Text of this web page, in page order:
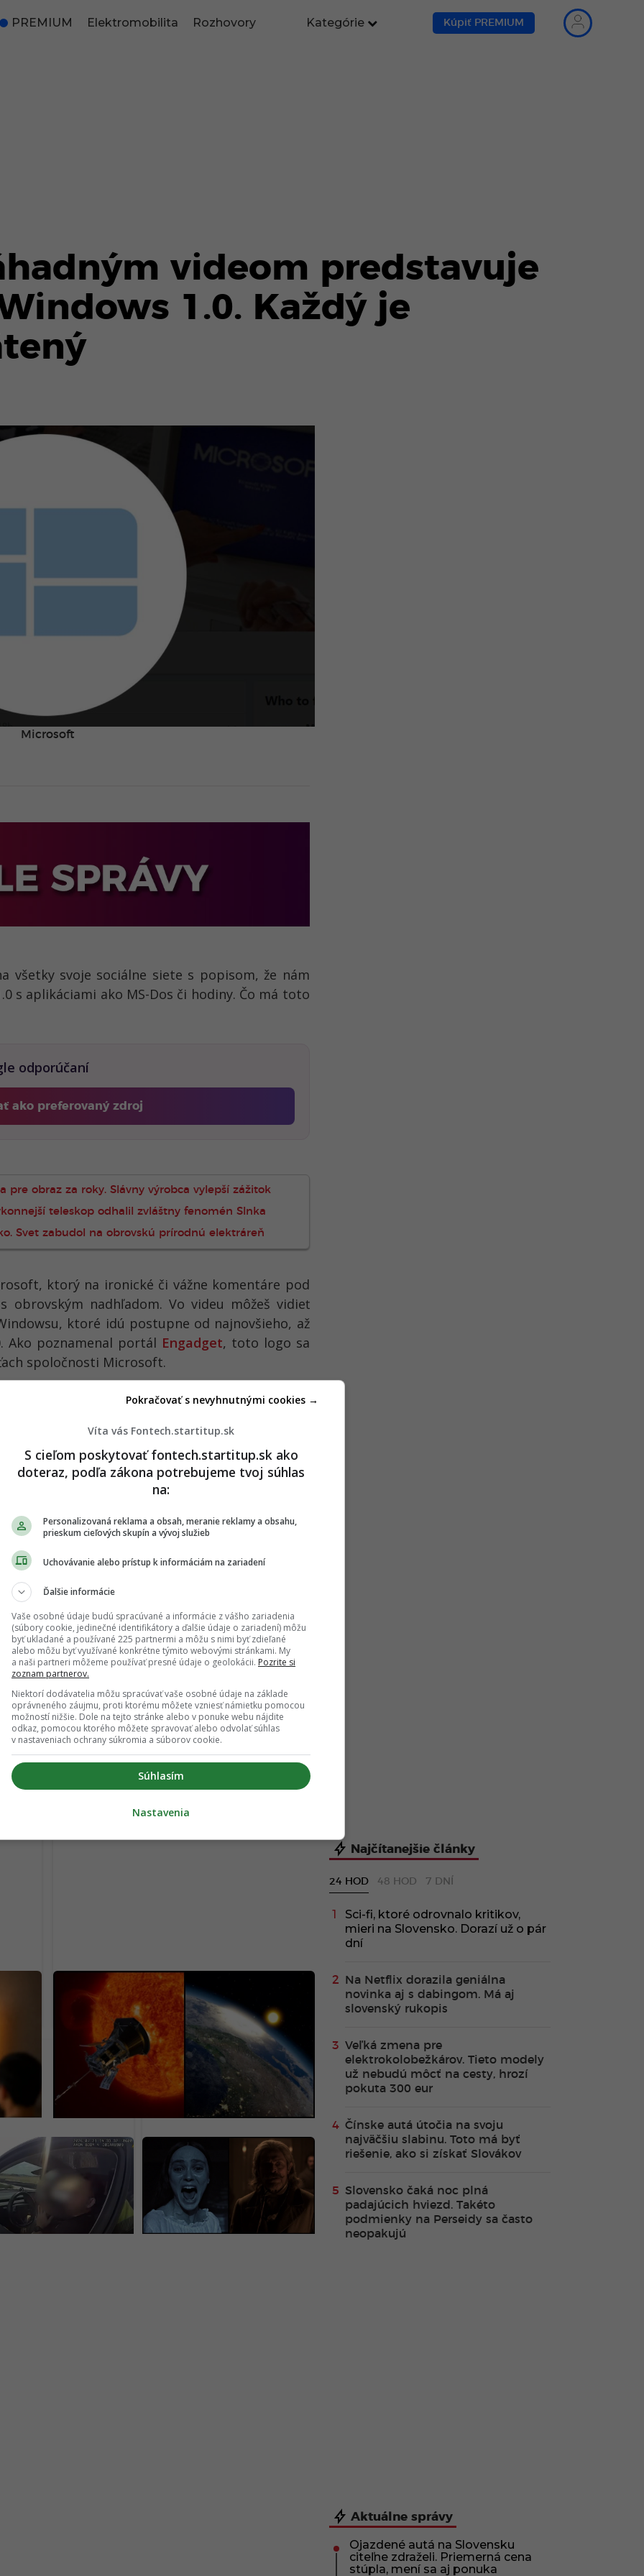
PREMIUM Elektromobilita Rozhovory Kategórie Kúpiť PREMIUM
videom predstavuje
1.0. Každý je
Microsoft
všetky svoje sociálne siete s popisom, že nám
s aplikáciami ako MS-Dos či hodiny. Čo má toto
odporúčaní
ako preferovaný zdroj
Fontech, odkaz sa otvorí v novom okne
pre obraz za roky. Slávny výrobca vylepší zážitok
teleskop odhalil zvláštny fenomén Slnka
Svet zabudol na obrovskú prírodnú elektráreň
ktorý na ironické či vážne komentáre pod
obrovským nadhľadom. Vo videu môžeš vidieť
ktoré idú postupne od najnovšieho, až
Ako poznamenal portál Engadget, toto logo sa
spoločnosti Microsoft.
1.0, with MS-Dos Executive, Clock, and
2019
príchod nového operačného systému,
len o nejaký žart, zatiaľ jasné nie je. Ľudia
vo veľkom okolo neho diskutujú, takže reakcia
nenechá dlho čakať.
že máš postreh alebo si našiel v článku chybu, napíš nám
naredakcia@fontech.sk
TIP redakcii na článok
150 rokov ho nevedeli dokázať.
Najvýkonnejší teleskop odhalil zvláštny
fenomén Slnka
Tesly dostal pokutu
Odmietol ju
argumentom
Na Netflix dorazila
geniálna novinka aj s
dabingom. Má aj
slovenský rukopis
Najčítanejšie články
24 HOD 48 HOD 7 DNÍ
Sci-fi, ktoré odrovnalo kritikov,
mieri na Slovensko. Dorazí už o pár
dní
Na Netflix dorazila geniálna
novinka aj s dabingom. Má aj
slovenský rukopis
Veľká zmena pre
elektrokolobežkárov. Tieto modely
už nebudú môcť na cesty, hrozí
pokuta 300 eur
Čínske autá útočia na svoju
najväčšiu slabinu. Toto má byť
riešenie, ako si získať Slovákov
Slovensko čaká noc plná
padajúcich hviezd. Takéto
podmienky na Perseidy sa často
neopakujú
Aktuálne správy
Ojazdené autá na Slovensku
citeľne zdraželi. Priemerná cena
stúpla, mení sa aj ponuka
Víta vás Fontech.startitup.sk
S cieľom poskytovať fontech.startitup.sk ako
doteraz, podľa zákona potrebujeme tvoj súhlas
na:
Personalizovaná reklama a obsah, meranie reklamy a obsahu,
prieskum cieľových skupín a vývoj služieb
Uchovávanie alebo prístup k informáciám na zariadení
Ďalšie informácie
Vaše osobné údaje budú spracúvané a informácie z vášho zariadenia
(súbory cookie, jedinečné identifikátory a ďalšie údaje o zariadení) môžu
byť ukladané a používané 225 partnermi a môžu s nimi byť zdieľané
alebo môžu byť využívané konkrétne týmito webovými stránkami. My
a naši partneri môžeme používať presné údaje o geolokácii. Pozrite si
zoznam partnerov.
Niektorí dodávatelia môžu spracúvať vaše osobné údaje na základe
oprávneného záujmu, proti ktorému môžete vzniesť námietku pomocou
možností nižšie. Dole na tejto stránke alebo v ponuke webu nájdite
odkaz, pomocou ktorého môžete spravovať alebo odvolať súhlas
v nastaveniach ochrany súkromia a súborov cookie.
Súhlasím
Pokračovať s nevyhnutnými cookies →
Nastavenia